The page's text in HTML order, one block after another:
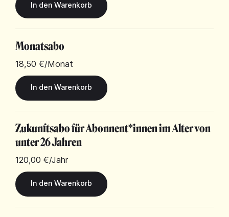
Monatsabo
18,50 €/Monat
Zukunftsabo für Abonnent*innen im Alter von
unter 26 Jahren
120,00 €/Jahr